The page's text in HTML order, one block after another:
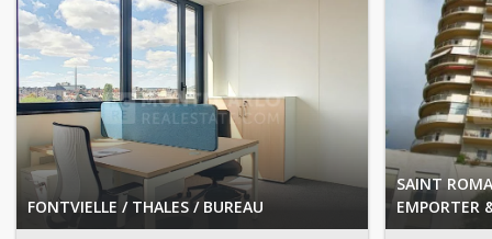
FONTVIELLE / THALES / BUREAU
SAINT
EMPORTER